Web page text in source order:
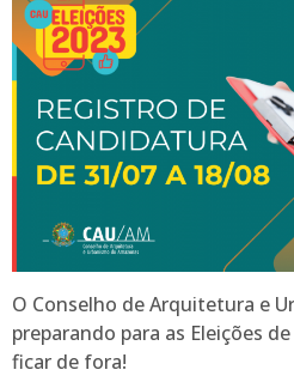
O Conselho de Arquitetura e
preparando para as Eleições
ficar de fora!